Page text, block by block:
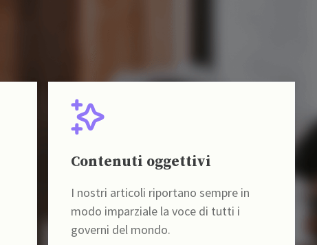
Contenuti oggettivi
I nostri articoli riportano sempre in
modo imparziale la voce di tutti i
governi del mondo.